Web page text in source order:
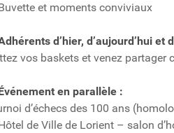
et moments conviviaux
d’hier, d’aujourd’hui
vos baskets et venez partager
en parallèle :
d’échecs des 100 ans
de Ville de Lorient – salon